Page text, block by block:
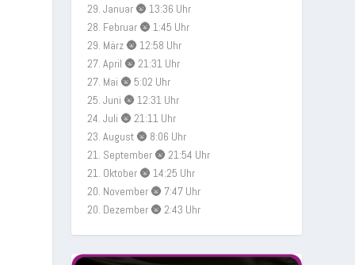
29. Januar 🌚 13:36 Uhr
28. Februar 🌚 1:45 Uhr
29. März 🌚 12:58 Uhr
27. April 🌚 21:31 Uhr
27. Mai 🌚 5:02 Uhr
25. Juni 🌚 12:31 Uhr
24. Juli 🌚 21:11 Uhr
23. August 🌚 8:06 Uhr
21. September 🌚 21:54 Uhr
21. Oktober 🌚 14:25 Uhr
20. November 🌚 7:47 Uhr
20. Dezember 🌚 2:43 Uhr